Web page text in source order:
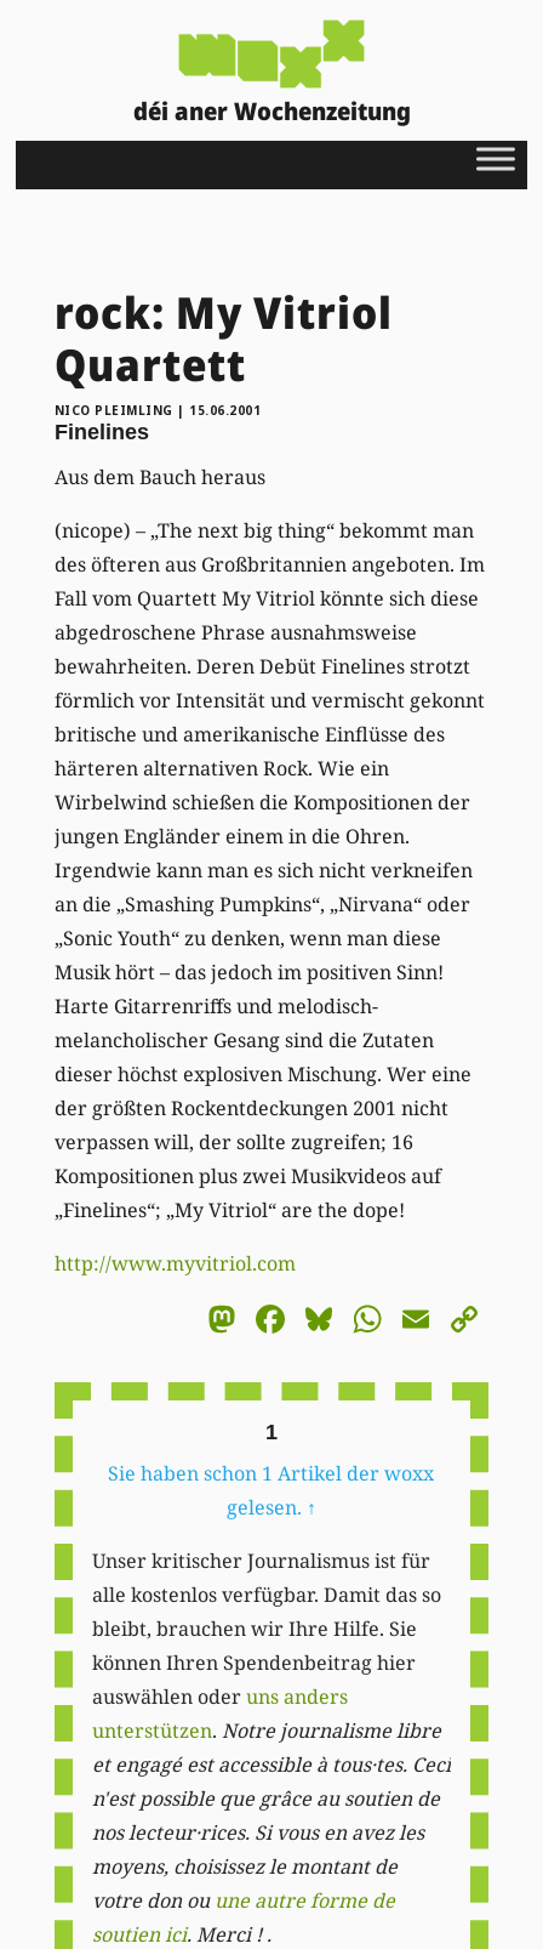
déi aner Wochenzeitung
rock: My Vitriol
Quartett
NICO PLEIMLING | 15.06.2001
Finelines
Aus dem Bauch heraus
(nicope) – „The next big thing“ bekommt man
des öfteren aus Großbritannien angeboten. Im
Fall vom Quartett My Vitriol könnte sich diese
abgedroschene Phrase ausnahmsweise
bewahrheiten. Deren Debüt Finelines strotzt
förmlich vor Intensität und vermischt gekonnt
britische und amerikanische Einflüsse des
härteren alternativen Rock. Wie ein
Wirbelwind schießen die Kompositionen der
jungen Engländer einem in die Ohren.
Irgendwie kann man es sich nicht verkneifen
an die „Smashing Pumpkins“, „Nirvana“ oder
„Sonic Youth“ zu denken, wenn man diese
Musik hört – das jedoch im positiven Sinn!
Harte Gitarrenriffs und melodisch-
melancholischer Gesang sind die Zutaten
dieser höchst explosiven Mischung. Wer eine
der größten Rockentdeckungen 2001 nicht
verpassen will, der sollte zugreifen; 16
Kompositionen plus zwei Musikvideos auf
„Finelines“; „My Vitriol“ are the dope!
http://www.myvitriol.com
Mastodon
Facebook
BlueskyEmail
1
Sie haben schon 1 Artikel der woxx
gelesen. ↑
Unser kritischer Journalismus ist für
alle kostenlos verfügbar. Damit das so
bleibt, brauchen wir Ihre Hilfe. Sie
können Ihren Spendenbeitrag hier
auswählen oderuns anders
unterstützen. Notre journalisme libre
et engagé est accessible à tous·tes. Ceci
n'est possible que grâce au soutien de
nos lecteur·rices. Si vous en avez les
moyens, choisissez le montant de
votre don ou une autre forme de
soutien ici. Merci ! .